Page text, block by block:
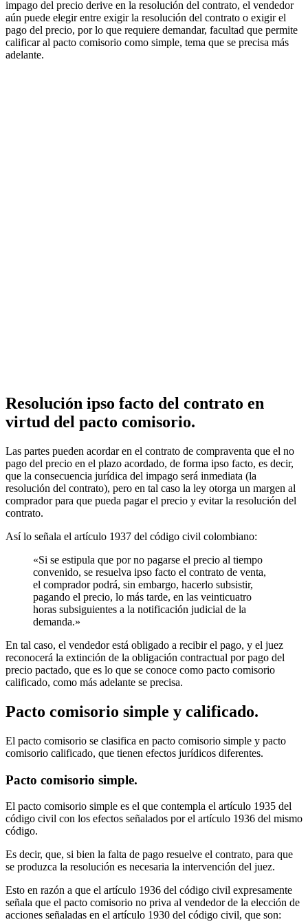
impago del precio derive en la resolución del contrato, el vendedor
aún puede elegir entre exigir la resolución del contrato o exigir el
pago del precio, por lo que requiere demandar, facultad que permite
calificar al pacto comisorio como simple, tema que se precisa más
adelante.
Resolución ipso facto del contrato en
virtud del pacto comisorio.
Las partes pueden acordar en el contrato de compraventa que el no
pago del precio en el plazo acordado, de forma ipso facto, es decir,
que la consecuencia jurídica del impago será inmediata (la
resolución del contrato), pero en tal caso la ley otorga un margen al
comprador para que pueda pagar el precio y evitar la resolución del
contrato.
Así lo señala el artículo 1937 del código civil colombiano:
«Si se estipula que por no pagarse el precio al tiempo
convenido, se resuelva ipso facto el contrato de venta,
el comprador podrá, sin embargo, hacerlo subsistir,
pagando el precio, lo más tarde, en las veinticuatro
horas subsiguientes a la notificación judicial de la
demanda.»
En tal caso, el vendedor está obligado a recibir el pago, y el juez
reconocerá la extinción de la obligación contractual por pago del
precio pactado, que es lo que se conoce como pacto comisorio
calificado, como más adelante se precisa.
Pacto comisorio simple y calificado.
El pacto comisorio se clasifica en pacto comisorio simple y pacto
comisorio calificado, que tienen efectos jurídicos diferentes.
Pacto comisorio simple.
El pacto comisorio simple es el que contempla el artículo 1935 del
código civil con los efectos señalados por el artículo 1936 del mismo
código.
Es decir, que, si bien la falta de pago resuelve el contrato, para que
se produzca la resolución es necesaria la intervención del juez.
Esto en razón a que el artículo 1936 del código civil expresamente
señala que el pacto comisorio no priva al vendedor de la elección de
acciones señaladas en el artículo 1930 del código civil, que son: